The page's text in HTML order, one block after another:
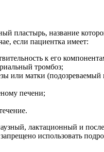
пластырь, название
если пациентка имеет:
к его
тромбоз;
или матки
печени;
лактационный и
использовать